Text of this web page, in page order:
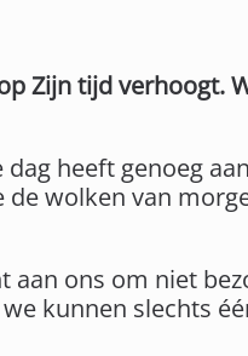
Zijn tijd verhoogt.
heeft genoeg
wolken van
aan ons om niet
kunnen slechts